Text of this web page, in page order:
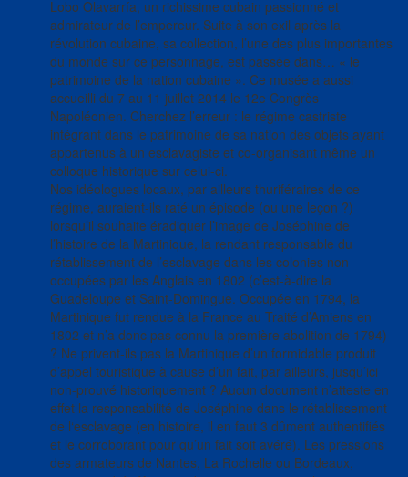
Lobo Olavarría, un richissime cubain passionné et
admirateur de l’empereur. Suite à son exil après la
révolution cubaine, sa collection, l’une des plus importantes
du monde sur ce personnage, est passée dans… « le
patrimoine de la nation cubaine ». Ce musée a aussi
accueilli du 7 au 11 juillet 2014 le 12e Congrès
Napoléonien. Cherchez l’erreur : le régime castriste
intégrant dans le patrimoine de sa nation des objets ayant
appartenus à un esclavagiste et co-organisant même un
colloque historique sur celui-ci.
Nos idéologues locaux, par ailleurs thuriféraires de ce
régime, auraient-ils raté un épisode (ou une leçon ?)
lorsqu’il souhaite éradiquer l’image de Joséphine de
l’histoire de la Martinique, la rendant responsable du
rétablissement de l’esclavage dans les colonies non-
occupées par les Anglais en 1802 (c’est-à-dire la
Guadeloupe et Saint-Domingue. Occupée en 1794, la
Martinique fut rendue à la France au Traité d’Amiens en
1802 et n’a donc pas connu la première abolition de 1794)
? Ne privent-ils pas la Martinique d’un formidable produit
d’appel touristique à cause d’un fait, par ailleurs, jusqu’ici
non-prouvé historiquement ? Aucun document n’atteste en
effet la responsabilité de Joséphine dans le rétablissement
de l‘esclavage (en histoire, il en faut 3 dûment authentifiés
et le corroborant pour qu’un fait soit avéré). Les pressions
des armateurs de Nantes, La Rochelle ou Bordeaux,